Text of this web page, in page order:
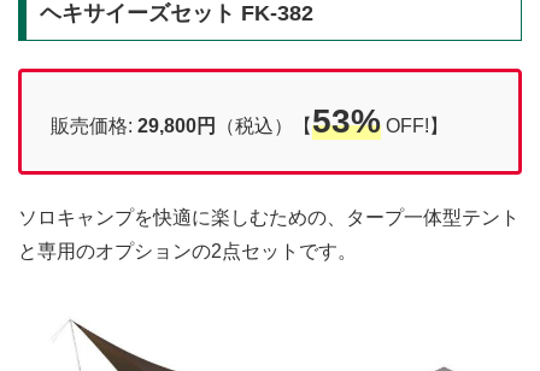
ヘキサイーズセット FK-382
販売価格: 29,800円 （税込）【53% OFF!】
ソロキャンプを快適に楽しむための、タープ一体型テント
と専用のオプションの2点セットです。